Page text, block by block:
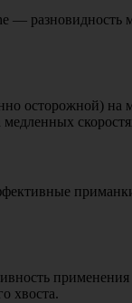
— разновидность
осторожной) на
медленных
применения
хвоста.